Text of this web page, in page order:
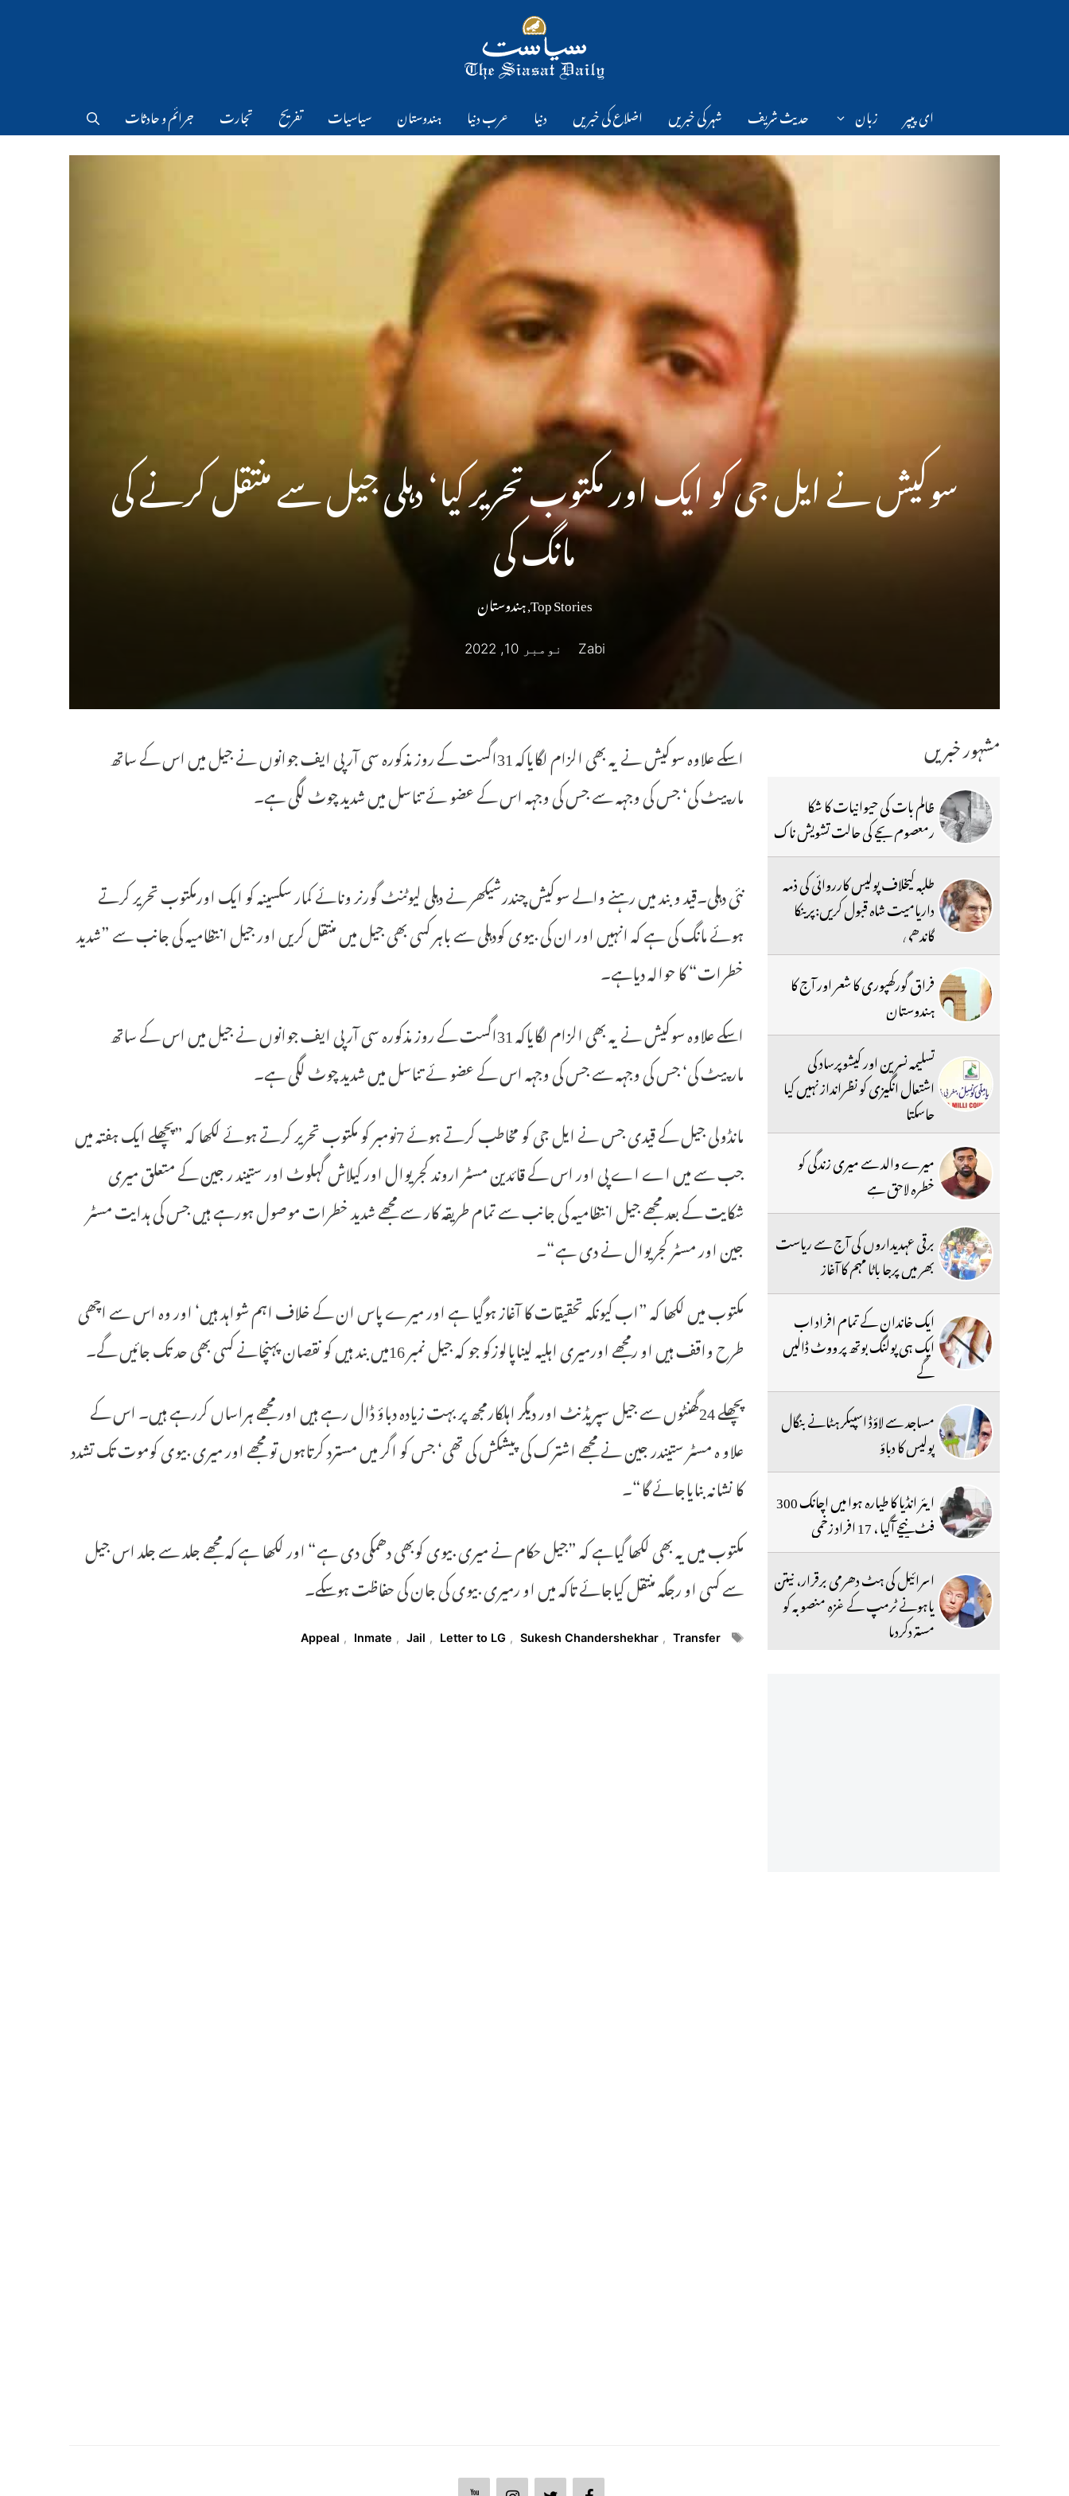
ای پیپر زبان حدیث شریف شہر کی خبریں اضلاع کی خبریں دنیا عرب دنیا ہندوستان سیاسیات تفریح تجارت جرائم و حادثات
سوکیش نے ایل جی کو ایک اور مکتوب تحریر کیا‘ دہلی جیل سے منتقل کرنے کی
مانگ کی
Top Stories
,ہندوستان
Zabi نومبر 10, 2022
اسکے علاوہ سوکیش نے یہ بھی الزام لگایاکہ 31اگست کے روز مذکورہ سی آر پی ایف جوانوں نے جیل میں اس کے ساتھ
مارپیٹ کی‘ جس کی وجہہ سے جس کی وجہہ اس کے عضو ئے تناسل میں شدید چوٹ لگی ہے۔
نئی دہلی۔قید وبند میں رہنے والے سوکیش چندرشیکھر نے دہلی لیوٹنٹ گورنر ونائے کمار سکسینہ کو ایک اورمکتوب تحریر کرتے
ہوئے مانگ کی ہے کہ انہیں اور ان کی بیوی کودہلی سے باہر کسی بھی جیل میں منتقل کریں اور جیل انتظامیہ کی جانب سے ”شدید
خطرات“ کا حوالہ دیاہے۔
اسکے علاوہ سوکیش نے یہ بھی الزام لگایاکہ 31اگست کے روز مذکورہ سی آر پی ایف جوانوں نے جیل میں اس کے ساتھ
مارپیٹ کی‘ جس کی وجہہ سے جس کی وجہہ اس کے عضو ئے تناسل میں شدید چوٹ لگی ہے۔
مانڈولی جیل کے قیدی جس نے ایل جی کو مخاطب کرتے ہوئے 7نومبر کو مکتوب تحریر کرتے ہوئے لکھا کہ ”پچھلے ایک ہفتہ میں
جب سے میں اے اے پی اور اس کے قائدین مسٹر اروند کجریوال اور کیلاش گہلوٹ اور ستیند ر جین کے متعلق میری
شکایت کے بعد مجھے جیل انتظامیہ کی جانب سے تمام طریقہ کار سے مجھے شدید خطرات موصول ہورہے ہیں جس کی ہدایت مسٹر
جین اور مسٹر کجریوال نے دی ہے“۔
مکتوب میں لکھا کہ ”اب کیونکہ تحقیقات کا آغاز ہوگیا ہے اور میرے پاس ان کے خلاف اہم شواہد ہیں‘ اور وہ اس سے اچھی
طرح واقف ہیں او رمجھے اورمیری اہلیہ لیناپالوزکو جو کہ جیل نمبر 16میں بند ہیں کو نقصان پہنچانے کسی بھی حد تک جائیں گے۔
پچھلے 24گھنٹوں سے جیل سپریڈنٹ اور دیگر اہلکارمجھ پر بہت زیادہ دباؤ ڈال رہے ہیں اور مجھے ہراساں کررہے ہیں۔ اس کے
علاو ہ مسٹر ستیندر جین نے مجھے اشترک کی پیشکش کی تھی‘ جس کو اگر میں مسترد کرتاہوں تو مجھے اور میری بیوی کوموت تک تشدد
کا نشانہ بنایاجائے گا“۔
مکتوب میں یہ بھی لکھا گیاہے کہ ”جیل حکام نے میری بیوی کوبھی دھمکی دی ہے“ اور لکھا ہے کہ مجھے جلد سے جلد اس جیل
سے کسی او رجگہ منتقل کیاجائے تاکہ میں او رمیری بیوی کی جان کی حفاظت ہوسکے۔
Tags
Appeal , Inmate , Jail , Letter to LG , Sukesh Chandershekhar , Transfer
مشہور خبریں
ظالم بات کی حیوانیات کا شکا
رمعصوم بچے کی حالت تشویش ناک
طلبہ کیخلاف پولیس کارروائی کی ذمہ
داریامیت شاہ قبول کریں:پرینکا
گاندھی
فراق گورکھپوری کا شعر اور آج کا
ہندوستان
تسلیمہ نسرین اور کیشوپرساد کی
اشتعال انگیزی کو نظرانداز نہیں کیا
جاسکتا
میرے والد سے میری زندگی کو
خطرہ لاحق ہے
برقی عہدیداروں کی آج سے ریاست
بھر میں پرجا باٹا مہم کا آغاز
ایک خاندان کے تمام افراد اب
ایک ہی پولنگ بوتھ پر ووٹ ڈالیں
گے
مساجد سے لاؤڈ اسپیکر ہٹانے بنگال
پولیس کا دباؤ
ایئر انڈیا کا طیارہ ہوا میں اچانک 300
فٹ نیچے آگیا ، 17 افراد زخمی
اسرائیل کی ہٹ دھرمی برقرار، نیتن
یاہونے ٹرمپ کے غزہ منصوبہ کو
مستردکردیا